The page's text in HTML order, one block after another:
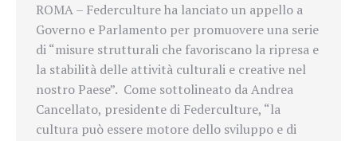
ROMA – Federculture ha lanciato un appello a
Governo e Parlamento per promuovere una serie
di “misure strutturali che favoriscano la ripresa e
la stabilità delle attività culturali e creative nel
nostro Paese”. Come sottolineato da Andrea
Cancellato, presidente di Federculture, “la
cultura può essere motore dello sviluppo e di